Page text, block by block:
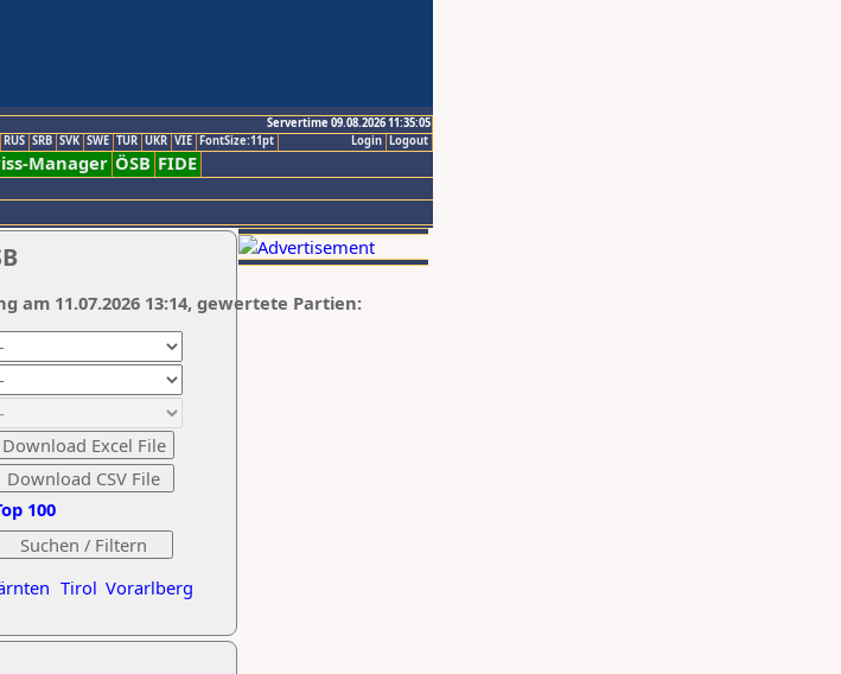
Servertime 09.08.2026 11:35:05
Logout
Login
RUS SRB SVK SWE TUR UKR VIE FontSize:11pt
Manager ÖSB FIDE
Tirol Vorarlberg
100
am 11.07.2026 13:14, gewertete Partien: